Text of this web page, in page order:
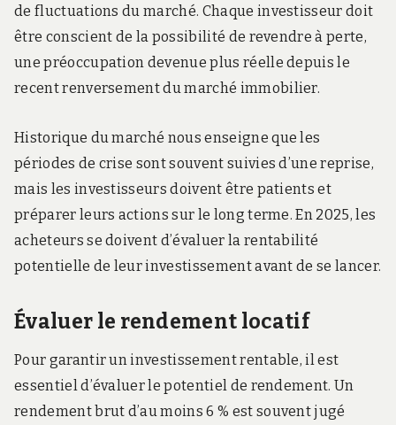
de fluctuations du marché. Chaque investisseur doit
être conscient de la possibilité de revendre à perte,
une préoccupation devenue plus réelle depuis le
recent renversement du marché immobilier.
Historique du marché nous enseigne que les
périodes de crise sont souvent suivies d’une reprise,
mais les investisseurs doivent être patients et
préparer leurs actions sur le long terme. En 2025, les
acheteurs se doivent d’évaluer la rentabilité
potentielle de leur investissement avant de se lancer.
Évaluer le rendement locatif
Pour garantir un investissement rentable, il est
essentiel d’évaluer le potentiel de rendement. Un
rendement brut d’au moins 6 % est souvent jugé